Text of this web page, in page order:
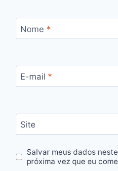
Nome *
E-mail *
Site
Salvar meus dados
próxima vez que eu